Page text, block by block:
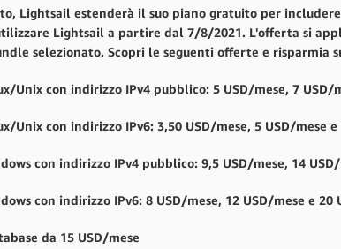
Lightsail estenderà il suo piano gratuito per
Lightsail a partire dal 7/8/2021. L'offerta si
selezionato. Scopri le seguenti offerte e risparmia
Unix con indirizzo IPv4 pubblico: 5 USD/mese, 7 USD/
Unix con indirizzo IPv6: 3,50 USD/mese, 5 USD/mese e
con indirizzo IPv4 pubblico: 9,5 USD/mese, 14 USD/
con indirizzo IPv6: 8 USD/mese, 12 USD/mese e 20
da 15 USD/mese